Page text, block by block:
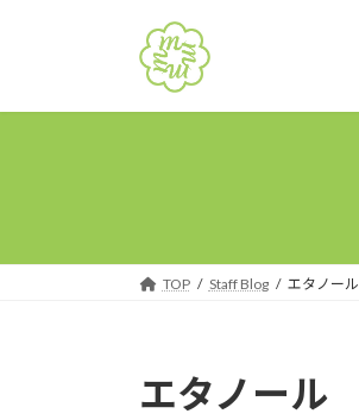
プ
動
TOP Staff Blog エタノール
エタノール